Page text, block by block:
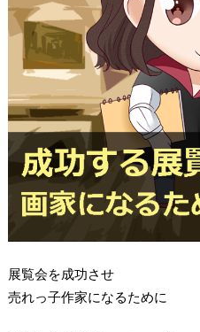
展覧会を成功させ
売れっ子作家になるために